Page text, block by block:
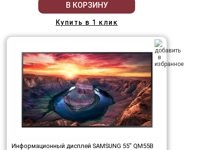
В КОРЗИНУ
Купить в 1 клик
Информационный дисплей SAMSUNG 55" QM55B